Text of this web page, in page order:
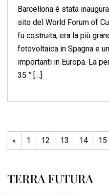
Barcellona è stata
sito del World Forum of
fu costruita, era la più
fotovoltaica in Spagna e
importanti in Europa. La
35 ° […]
« 1 12 13 14 15
TERRA FUTURA